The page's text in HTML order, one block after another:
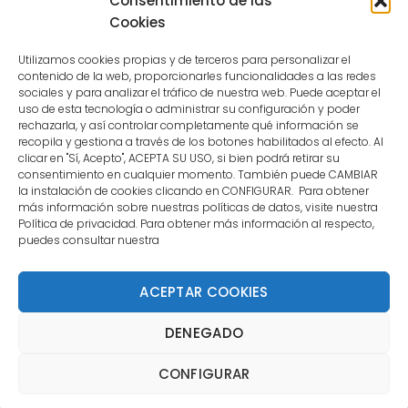
Cookies
Utilizamos cookies propias y de terceros para personalizar el
contenido de la web, proporcionarles funcionalidades a las redes
sociales y para analizar el tráfico de nuestra web. Puede aceptar el
uso de esta tecnología o administrar su configuración y poder
rechazarla, y así controlar completamente qué información se
recopila y gestiona a través de los botones habilitados al efecto. Al
clicar en "Sí, Acepto", ACEPTA SU USO, si bien podrá retirar su
consentimiento en cualquier momento. También puede CAMBIAR
la instalación de cookies clicando en CONFIGURAR. Para obtener
más información sobre nuestras políticas de datos, visite nuestra
Política de privacidad. Para obtener más información al respecto,
puedes consultar nuestra
ACEPTAR COOKIES
DENEGADO
CONFIGURAR
CONTACTO
MENÚ PRINCIPAL
MI CUENTA
DOCUMENTACIÓN
reservados. | La Mejor Tienda de Dardos y Dianas de